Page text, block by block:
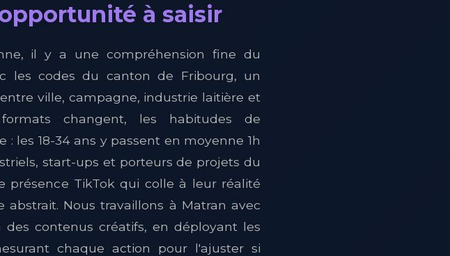
à saisir
il y a une compréhension fine du
les codes du canton de Fribourg, un
ville, campagne, industrie laitière et
changent, les habitudes de
les 18-34 ans y passent en moyenne 1h
start-ups et porteurs de projets du
présence TikTok qui colle à leur réalité
Nous travaillons à Matran avec
contenus créatifs, en déployant les
chaque action pour l'ajuster si